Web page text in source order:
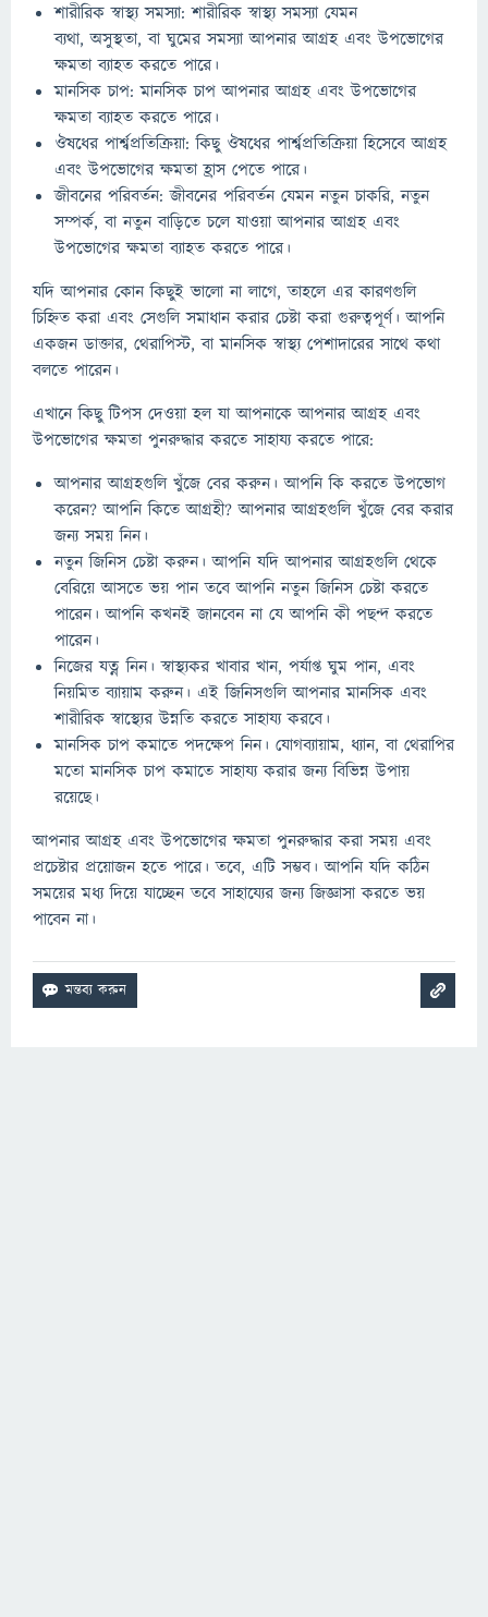
শারীরিক স্বাস্থ্য সমস্যা: শারীরিক স্বাস্থ্য সমস্যা যেমন
ব্যথা, অসুস্থতা, বা ঘুমের সমস্যা আপনার আগ্রহ এবং উপভোগের
ক্ষমতা ব্যাহত করতে পারে।
মানসিক চাপ: মানসিক চাপ আপনার আগ্রহ এবং উপভোগের
ক্ষমতা ব্যাহত করতে পারে।
ঔষধের পার্শ্বপ্রতিক্রিয়া: কিছু ঔষধের পার্শ্বপ্রতিক্রিয়া হিসেবে আগ্রহ
এবং উপভোগের ক্ষমতা হ্রাস পেতে পারে।
জীবনের পরিবর্তন: জীবনের পরিবর্তন যেমন নতুন চাকরি, নতুন
সম্পর্ক, বা নতুন বাড়িতে চলে যাওয়া আপনার আগ্রহ এবং
উপভোগের ক্ষমতা ব্যাহত করতে পারে।
যদি আপনার কোন কিছুই ভালো না লাগে, তাহলে এর কারণগুলি
চিহ্নিত করা এবং সেগুলি সমাধান করার চেষ্টা করা গুরুত্বপূর্ণ। আপনি
একজন ডাক্তার, থেরাপিস্ট, বা মানসিক স্বাস্থ্য পেশাদারের সাথে কথা
বলতে পারেন।
এখানে কিছু টিপস দেওয়া হল যা আপনাকে আপনার আগ্রহ এবং
উপভোগের ক্ষমতা পুনরুদ্ধার করতে সাহায্য করতে পারে:
আপনার আগ্রহগুলি খুঁজে বের করুন। আপনি কি করতে উপভোগ
করেন? আপনি কিতে আগ্রহী? আপনার আগ্রহগুলি খুঁজে বের করার
জন্য সময় নিন।
নতুন জিনিস চেষ্টা করুন। আপনি যদি আপনার আগ্রহগুলি থেকে
বেরিয়ে আসতে ভয় পান তবে আপনি নতুন জিনিস চেষ্টা করতে
পারেন। আপনি কখনই জানবেন না যে আপনি কী পছন্দ করতে
পারেন।
নিজের যত্ন নিন। স্বাস্থ্যকর খাবার খান, পর্যাপ্ত ঘুম পান, এবং
নিয়মিত ব্যায়াম করুন। এই জিনিসগুলি আপনার মানসিক এবং
শারীরিক স্বাস্থ্যের উন্নতি করতে সাহায্য করবে।
মানসিক চাপ কমাতে পদক্ষেপ নিন। যোগব্যায়াম, ধ্যান, বা থেরাপির
মতো মানসিক চাপ কমাতে সাহায্য করার জন্য বিভিন্ন উপায়
রয়েছে।
আপনার আগ্রহ এবং উপভোগের ক্ষমতা পুনরুদ্ধার করা সময় এবং
প্রচেষ্টার প্রয়োজন হতে পারে। তবে, এটি সম্ভব। আপনি যদি কঠিন
সময়ের মধ্য দিয়ে যাচ্ছেন তবে সাহায্যের জন্য জিজ্ঞাসা করতে ভয়
পাবেন না।